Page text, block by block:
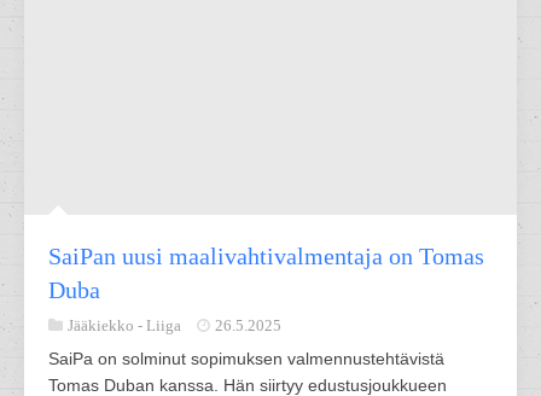
SaiPan uusi maalivahtivalmentaja on Tomas
Duba
Jääkiekko - Liiga 26.5.2025
SaiPa on solminut sopimuksen valmennustehtävistä
Tomas Duban kanssa. Hän siirtyy edustusjoukkueen